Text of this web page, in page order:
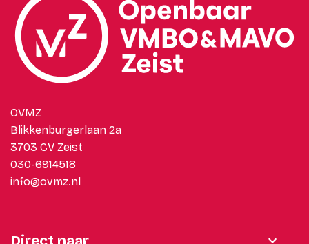
OVMZ
Blikkenburgerlaan 2a
3703 CV Zeist
030-6914518
info@ovmz.nl
Direct naar